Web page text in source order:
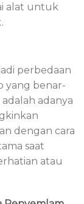
alat untuk
perbedaan
yang benar-
adanya
dengan cara
saat
atau